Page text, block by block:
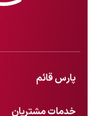
پارس قائم
خدمات مشتریان